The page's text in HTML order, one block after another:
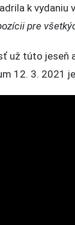
k vydaniu
pre
už túto jeseň
12. 3. 2021